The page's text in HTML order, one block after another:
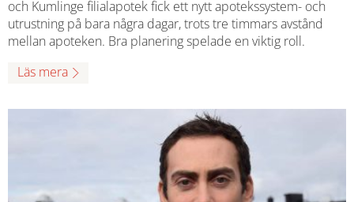
och Kumlinge filialapotek fick ett nytt apotekssystem- och
utrustning på bara några dagar, trots tre timmars avstånd
mellan apoteken. Bra planering spelade en viktig roll.
Läs mera